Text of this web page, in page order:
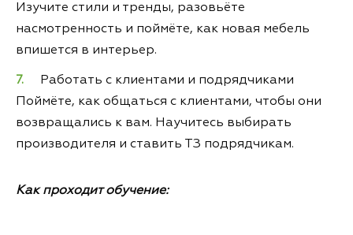
Изучите стили и тренды, разовьёте
насмотренность и поймёте, как новая мебель
впишется в интерьер.
Работать с клиентами и подрядчиками
Поймёте, как общаться с клиентами, чтобы они
возвращались к вам. Научитесь выбирать
производителя и ставить ТЗ подрядчикам.
Как проходит обучение: